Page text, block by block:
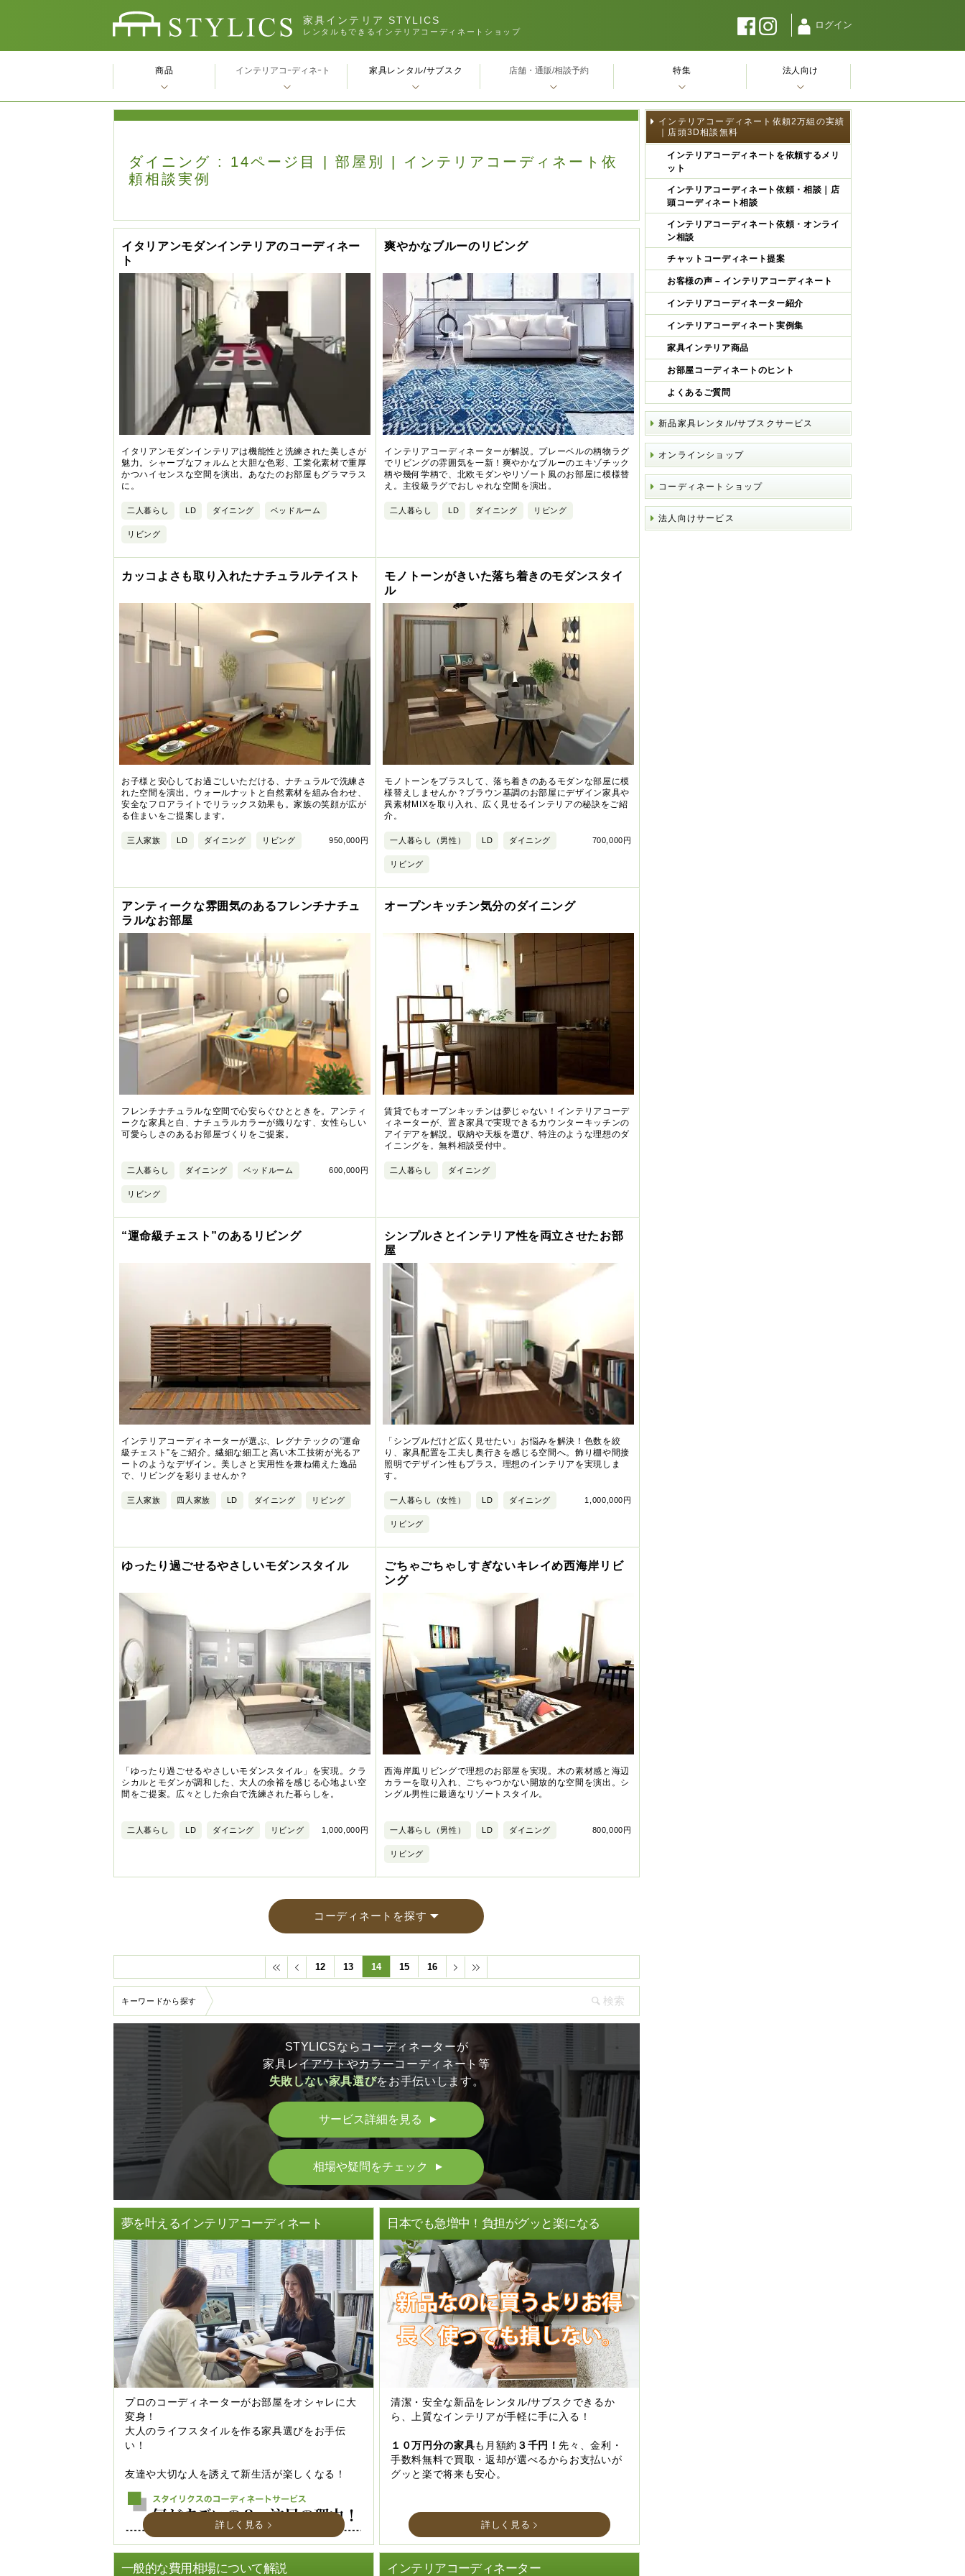
家具インテリア STYLICS
レンタルもできるインテリアコーディネートショップ
ログイン
ダイニング : 14ページ目 | 部屋別 | インテリアコーディネート依
頼相談実例
イタリアンモダンインテリアのコーディネー
ト
イタリアンモダンインテリアは機能性と洗練された美しさが
魅力。シャープなフォルムと大胆な色彩、工業化素材で重厚
かつハイセンスな空間を演出。あなたのお部屋もグラマラス
に。
二人暮らし LD ダイニング ベッドルーム
リビング
爽やかなブルーのリビング
インテリアコーディネーターが解説。プレーベルの柄物ラグ
でリビングの雰囲気を一新！爽やかなブルーのエキゾチック
柄や幾何学柄で、北欧モダンやリゾート風のお部屋に模様替
え。主役級ラグでおしゃれな空間を演出。
二人暮らし LD ダイニング リビング
カッコよさも取り入れたナチュラルテイスト
お子様と安心してお過ごしいただける、ナチュラルで洗練さ
れた空間を演出。ウォールナットと自然素材を組み合わせ、
安全なフロアライトでリラックス効果も。家族の笑顔が広が
る住まいをご提案します。
950,000円
三人家族 LD ダイニング リビング
モノトーンがきいた落ち着きのモダンスタイ
ル
モノトーンをプラスして、落ち着きのあるモダンな部屋に模
様替えしませんか？ブラウン基調のお部屋にデザイン家具や
異素材MIXを取り入れ、広く見せるインテリアの秘訣をご紹
介。
700,000円
一人暮らし（男性） LD ダイニング
リビング
アンティークな雰囲気のあるフレンチナチュ
ラルなお部屋
フレンチナチュラルな空間で心安らぐひとときを。アンティ
ークな家具と白、ナチュラルカラーが織りなす、女性らしい
可愛らしさのあるお部屋づくりをご提案。
600,000円
二人暮らし ダイニング ベッドルーム
リビング
オープンキッチン気分のダイニング
賃貸でもオープンキッチンは夢じゃない！インテリアコーデ
ィネーターが、置き家具で実現できるカウンターキッチンの
アイデアを解説。収納や天板を選び、特注のような理想のダ
イニングを。無料相談受付中。
二人暮らし ダイニング
“運命級チェスト”のあるリビング
インテリアコーディネーターが選ぶ、レグナテックの”運命
級チェスト”をご紹介。繊細な細工と高い木工技術が光るア
ートのようなデザイン。美しさと実用性を兼ね備えた逸品
で、リビングを彩りませんか？
三人家族 四人家族 LD ダイニング リビング
シンプルさとインテリア性を両立させたお部
屋
「シンプルだけど広く見せたい」お悩みを解決！色数を絞
り、家具配置を工夫し奥行きを感じる空間へ。飾り棚や間接
照明でデザイン性もプラス。理想のインテリアを実現しま
す。
1,000,000円
一人暮らし（女性） LD ダイニング
リビング
ゆったり過ごせるやさしいモダンスタイル
「ゆったり過ごせるやさしいモダンスタイル」を実現。クラ
シカルとモダンが調和した、大人の余裕を感じる心地よい空
間をご提案。広々とした余白で洗練された暮らしを。
1,000,000円
二人暮らし LD ダイニング リビング
ごちゃごちゃしすぎないキレイめ西海岸リビ
ング
西海岸風リビングで理想のお部屋を実現。木の素材感と海辺
カラーを取り入れ、ごちゃつかない開放的な空間を演出。シ
ングル男性に最適なリゾートスタイル。
800,000円
一人暮らし（男性） LD ダイニング
リビング
コーディネートを探す
12 13 14 15 16
キーワードから探す
STYLICSならコーディネーターが
家具レイアウトやカラーコーディネート等
失敗しない家具選びをお手伝いします。
サービス詳細を見る ▲
相場や疑問をチェック ▲
夢を叶えるインテリアコーディネート
プロのコーディネーターがお部屋をオシャレに大
変身！
大人のライフスタイルを作る家具選びをお手伝
い！
友達や大切な人を誘えて新生活が楽しくなる！
詳しく見る
日本でも急増中！負担がグッと楽になる
清潔・安全な新品をレンタル/サブスクできるか
ら、上質なインテリアが手軽に手に入る！
１０万円分の家具も月額約 ３千円！先々、金利・
手数料無料で買取・返却が選べるからお支払いが
グッと楽で将来も安心。
詳しく見る
一般的な費用相場について解説 インテリアコーディネーター
インテリアコーディネート依頼2万組の実績
｜店頭3D相談無料
インテリアコーディネートを依頼するメリ
ット
インテリアコーディネート依頼・相談｜店
頭コーディネート相談
インテリアコーディネート依頼・オンライ
ン相談
チャットコーディネート提案
お客様の声 – インテリアコーディネート
インテリアコーディネーター紹介
インテリアコーディネート実例集
家具インテリア商品
お部屋コーディネートのヒント
よくあるご質問
新品家具レンタル/サブスクサービス
オンラインショップ
コーディネートショップ
法人向けサービス
商品 インテリアコｰディネｰト 家具レンタル/サブスク 店舗・通販/相談予約 特集 法人向け